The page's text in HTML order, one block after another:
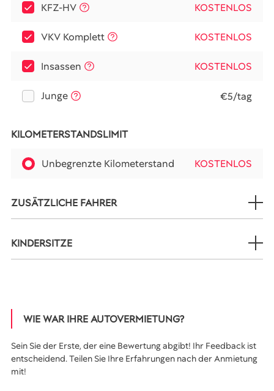
KFZ-HV KOSTENLOS
VKV Komplett KOSTENLOS
Insassen KOSTENLOS
Junge €5/tag
KILOMETERSTANDSLIMIT
Unbegrenzte Kilometerstand KOSTENLOS
ZUSÄTZLICHE FAHRER
KINDERSITZE
WIE WAR IHRE AUTOVERMIETUNG?
Sein Sie der Erste, der eine Bewertung abgibt! Ihr Feedback ist
entscheidend. Teilen Sie Ihre Erfahrungen nach der Anmietung
mit!